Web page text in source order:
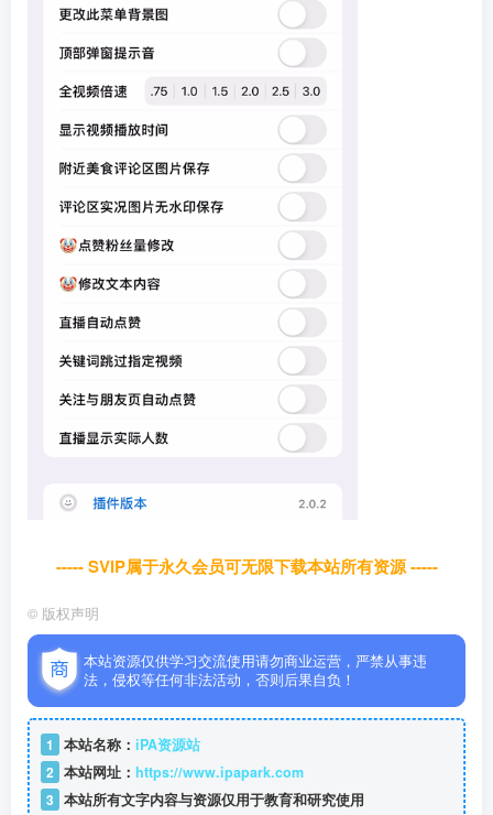
----- SVIP属于永久会员可无限下载本站所有资源 -----
© 版权声明
本站资源仅供学习交流使用请勿商业运营，严禁从事违
法，侵权等任何非法活动，否则后果自负！
1 本站名称： iPA资源站
2 本站网址： https://www.ipapark.com
3 本站所有文字内容与资源仅用于教育和研究使用